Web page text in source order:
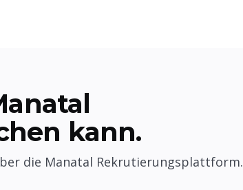
kann.
die Manatal Rekrutierungsplattform.